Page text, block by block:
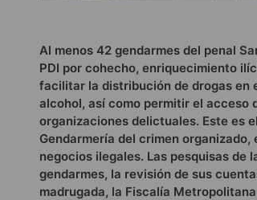
Al menos 42 gendarmes del penal
PDI por cohecho, enriquecimiento
facilitar la distribución de drogas en
alcohol, así como permitir el acceso
organizaciones delictuales. Este es
Gendarmería del crimen
negocios ilegales. Las pesquisas
gendarmes, la revisión de sus
madrugada, la Fiscalía